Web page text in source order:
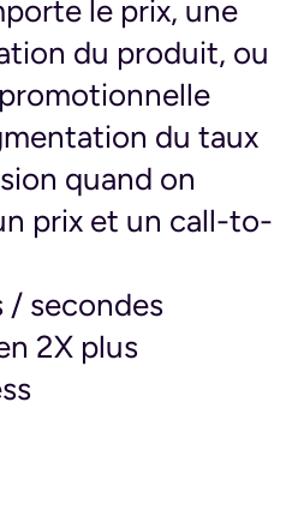
le prix, une
du produit, ou
du taux
quand on
prix et un call-to-
/ secondes
2X plus